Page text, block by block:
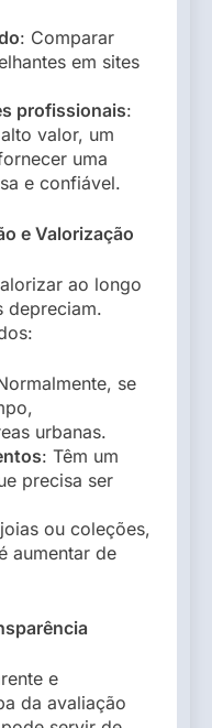
: Comparar
em sites
profissionais:
valor, um
uma
e confiável.
e Valorização
ao longo
depreciam.
se
urbanas.
: Têm um
precisa ser
ou coleções,
aumentar de
e
da avaliação